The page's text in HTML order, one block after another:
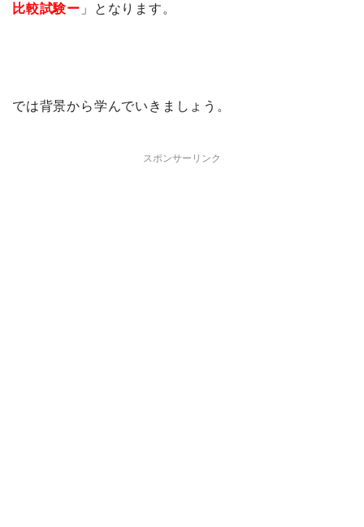
比較試験ー 」となります。
では背景から学んでいきましょう。
スポンサーリンク